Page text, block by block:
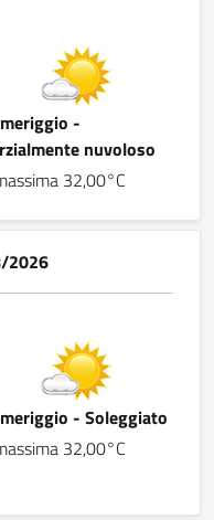
-
nuvoloso
32,00°C
2026
- Soleggiato
32,00°C